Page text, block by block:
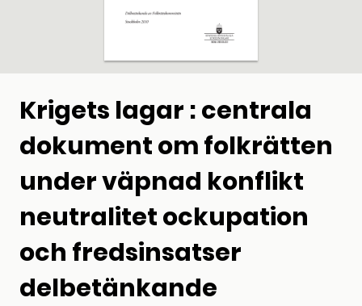
Krigets lagar : centrala
dokument om folkrätten
under väpnad konflikt
neutralitet ockupation
och fredsinsatser
delbetänkande